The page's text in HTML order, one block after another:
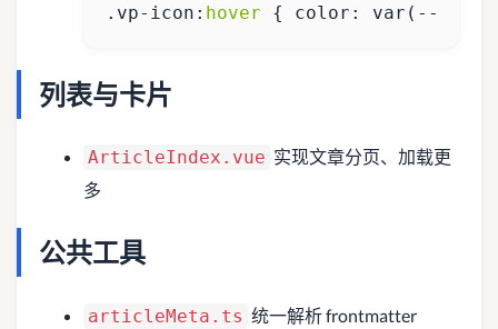
. vp-icon : hover { color : var ( --
列表与卡片
ArticleIndex.vue 实现文章分页、加载更
多
公共工具
articleMeta.ts 统一解析 frontmatter